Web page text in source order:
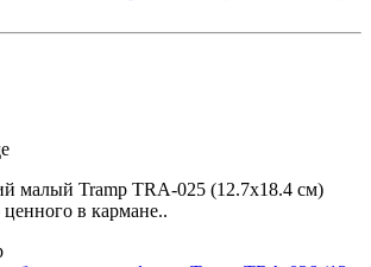
малый Tramp TRA-025 (12.7x18.4 см)
в кармане..